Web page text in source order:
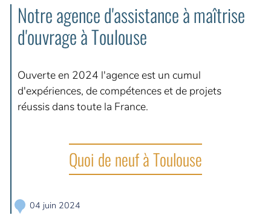
6 phases pour vous accompagner
NOS RÉFÉRENCES
CARRIÈRE
5 bonnes raisons de nous rejoindre
CONTACT
Demande de devis
Notre agence d'assistance à maîtrise
d'ouvrage à Toulouse
Ouverte en 2024 l'agence est un cumul
d'expériences, de compétences et de projets
réussis dans toute la France.
Quoi de neuf à Toulouse
04 juin 2024